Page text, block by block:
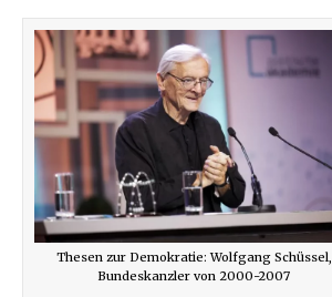
Thesen zur Demokratie: Wolfgang Schüssel,
Bundeskanzler von 2000-2007